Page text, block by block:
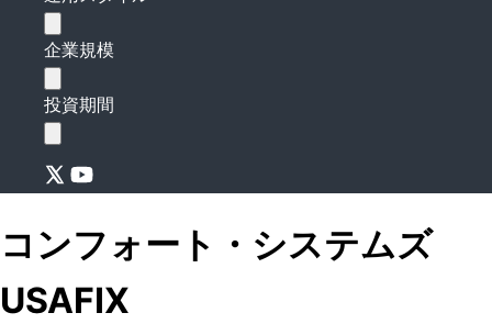
企業規模
投資期間
コンフォート・システムズ
USAFIX